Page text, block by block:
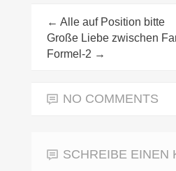
← Alle auf Position bitte
Große Liebe zwischen
Formel-2 →
NO COMMENTS
SCHREIBE EINEN